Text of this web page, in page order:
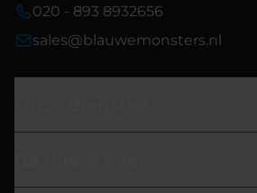
020 - 893 8932656
sales@blauwemonsters.nl